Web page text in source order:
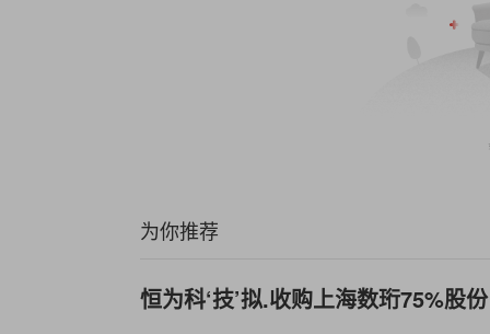
为你推荐
恒为科‘技’拟.收购上海数珩75%股